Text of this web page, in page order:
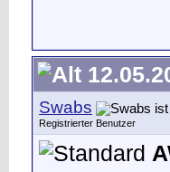
Swabs
Registrierter Benutzer